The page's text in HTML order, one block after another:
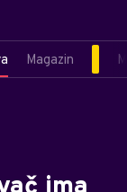
Magazin